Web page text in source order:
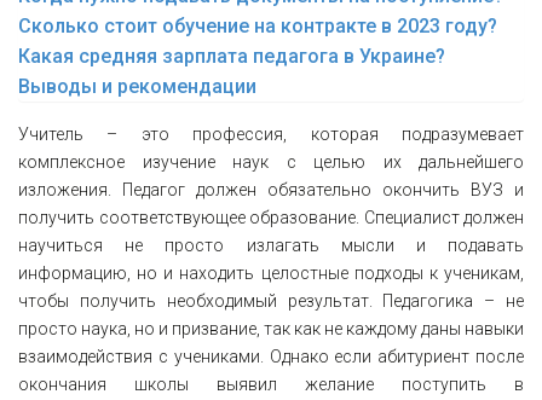
Сколько стоит обучение на контракте в 2023 году?
Какая средняя зарплата педагога в Украине?
Выводы и рекомендации
Учитель – это профессия, которая подразумевает
комплексное изучение наук с целью их дальнейшего
изложения. Педагог должен обязательно окончить ВУЗ и
получить соответствующее образование. Специалист должен
научиться не просто излагать мысли и подавать
информацию, но и находить целостные подходы к ученикам,
чтобы получить необходимый результат. Педагогика – не
просто наука, но и призвание, так как не каждому даны навыки
взаимодействия с учениками. Однако если абитуриент после
окончания школы выявил желание поступить в